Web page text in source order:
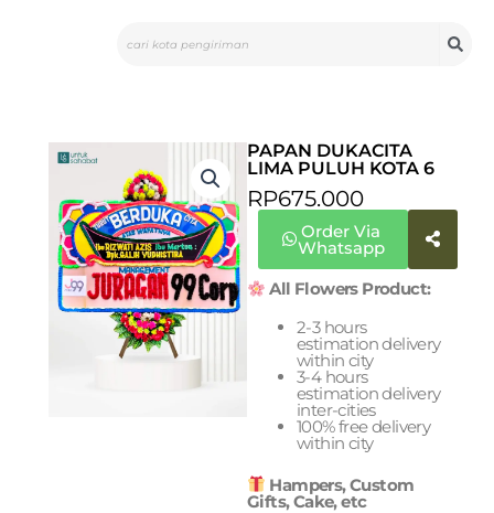
PAPAN DUKACITA
LIMA PULUH KOTA 6
RP675.000
Order Via
Whatsapp
All Flowers Product:
2-3 hours
estimation delivery
within city
3-4 hours
estimation delivery
inter-cities
100% free delivery
within city
Hampers, Custom
Gifts, Cake, etc